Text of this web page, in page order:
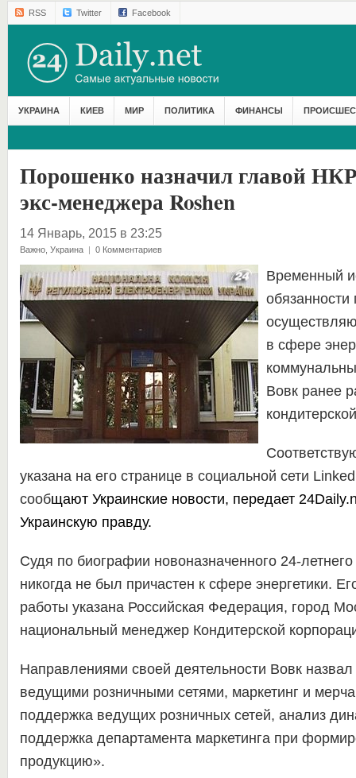
RSS Twitter Facebook
УКРАИНА КИЕВ МИР ПОЛИТИКА ФИНАНСЫ
Порошенко назначил главой
экс-менеджера Roshen
14 Январь, 2015 в 23:25
Важно, Украина | 0 Комментариев
Временный
в сфере
Вовк ранее
указана на его странице в социальной сети
сообщают Украинские новости, передает
Украинскую правду.
Судя по биографии новоназначенного 24-
никогда не был причастен к сфере энергетики.
работы указана Российская Федерация, город
национальный менеджер Кондитерской
Направлениями своей деятельности Вовк
ведущими розничными сетями, маркетинг и
поддержка ведущих розничных сетей, анализ
поддержка департамента маркетинга при
продукцию».